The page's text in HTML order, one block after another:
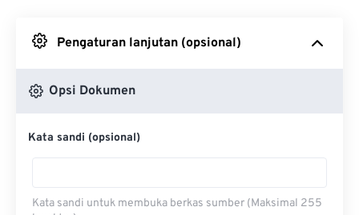
Pengaturan lanjutan (opsional)
Opsi Dokumen
Kata sandi (opsional)
Kata sandi untuk membuka berkas sumber (Maksimal 255